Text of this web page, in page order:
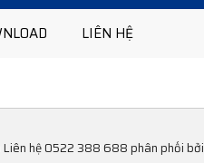
LIÊN HỆ
Liên hệ 0522 388 688 phân phối bởi